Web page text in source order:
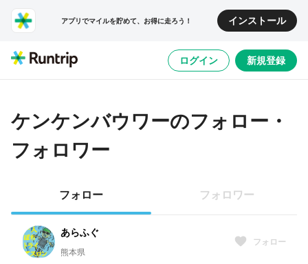
アプリでマイルを貯めて、お得に走ろう！ インストール
ログイン 新規登録
ケンケンバウワーのフォロー・
フォロワー
フォロー フォロワー
あらふぐ
熊本県
フォロー